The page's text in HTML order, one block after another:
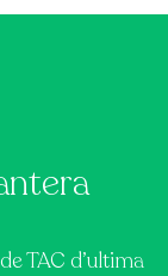
TAC d’ultima